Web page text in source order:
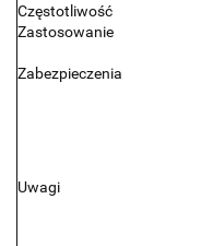
Częstotliwość
Zastosowanie
Zabezpieczenia
Uwagi